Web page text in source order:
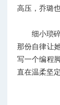
高压，乔璐
细小琐
那份自律让
写一个编程
直在温柔坚